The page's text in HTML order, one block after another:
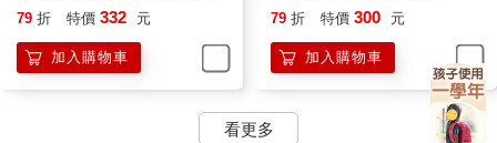
消費者說出你的好」。既然口碑是要口耳相傳，那麼必須是好事
句話就成了「與其多，不如少」的最佳體現。因為如果大家都記
不住，又怎麼能夠幫你口耳相傳，成為大家心目中有口碑的選
架，開店、創業、經營、工
79 折 特價 332 元
加入購物車
79 折 特價 300 元
加入購物車
看更多